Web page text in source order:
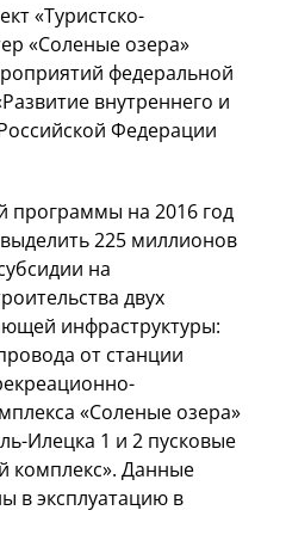
«Туристско-
«Соленые озера»
федеральной
внутреннего и
Федерации
программы на 2016 год
225 миллионов
на
двух
инфраструктуры:
от станции
«Соленые озера»
Илецка 1 и 2 пусковые
комплекс». Данные
в эксплуатацию в